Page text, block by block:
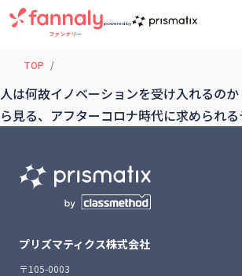
powered by
TOP
人は何故イノベーションを受け入れるの
ら見る、アフターコロナ時代に求められ
プリズマティクス株式会社
〒105-0003